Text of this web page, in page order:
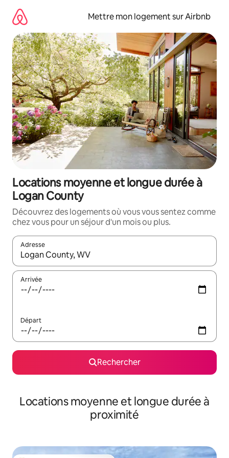
directement
contenu
Mettre mon logement sur Airbnb
Locations moyenne et longue durée à
Logan County
Découvrez des logements où vous vous sentez comme
chez vous pour un séjour d'un mois ou plus.
Adresse
Lorsque les résultats s'affichent, utilisez les flèches vers le
Arrivée
Départ
Rechercher
Locations moyenne et longue durée à
proximité